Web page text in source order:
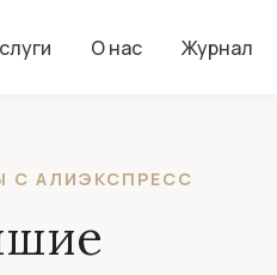
О нас Журнал
С АЛИЭКСПРЕСС